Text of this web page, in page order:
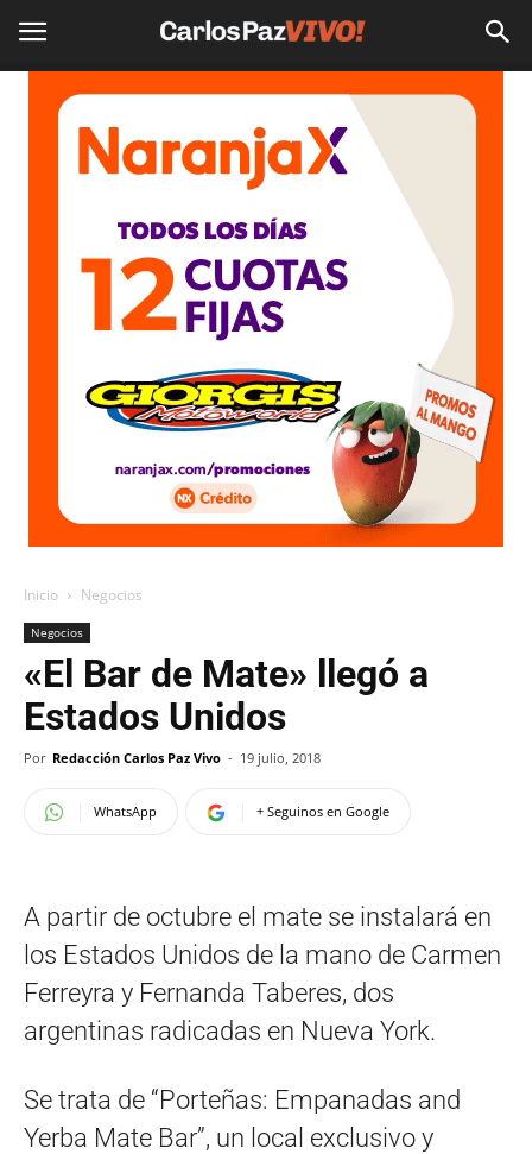
Inicio Negocios
Negocios
«El Bar de Mate» llegó a
Estados Unidos
Por Redacción Carlos Paz Vivo - 19 julio, 2018
WhatsApp + Seguinos en Google
A partir de octubre el mate se instalará en
los Estados Unidos de la mano de Carmen
Ferreyra y Fernanda Taberes, dos
argentinas radicadas en Nueva York.
Se trata de “Porteñas: Empanadas and
Yerba Mate Bar”, un local exclusivo y